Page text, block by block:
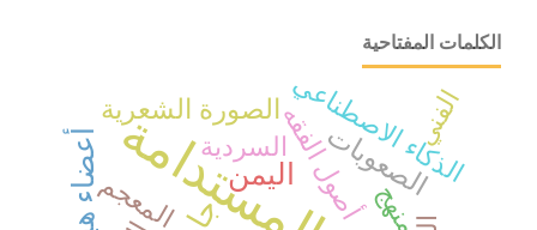
الكلمات المفتاحية
اليمن الصعوبات
الصورة الشعرية
المعجم أصول الفقه
الذكاء الاصطناعيالسردية
منهج
الفني